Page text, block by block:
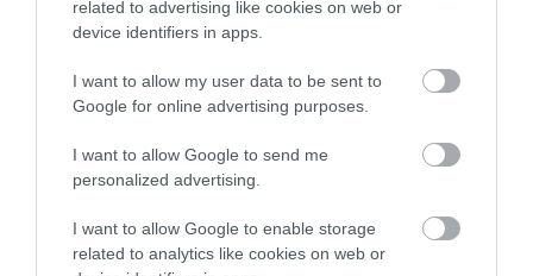
related to advertising like cookies on web or
device identifiers in apps.
I want to allow my user data to be sent to
Google for online advertising purposes.
I want to allow Google to send me
personalized advertising.
I want to allow Google to enable storage
related to analytics like cookies on web or
Φωτογραφίες-κειμήλια από καλοκαίρια στην Άνδρο –
Από τον 19ο αιώνα μέχρι και την δεκαετία του 1970
ΟΡΜΟΣ ΚΟΡΘΙΟΥ: Όταν η φωτογραφία γίνεται μνήμη
Η Άνδρος συνεχίζει να μπαρκάρει…
Κυκλάδες